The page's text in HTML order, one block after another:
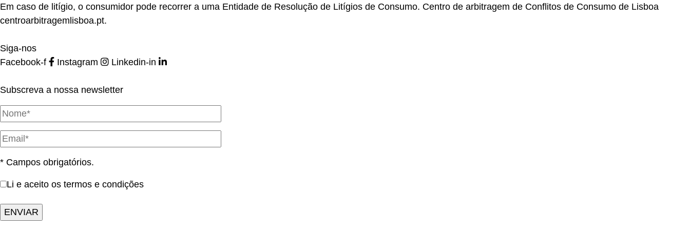
Em caso de litígio, o consumidor pode recorrer a uma Entidade de Resolução de Litígios de Consumo. Centro de arbitragem de Conflitos de Consumo de Lisboa
centroarbitragemlisboa.pt.
Siga-nos
Facebook-f
Instagram Linkedin-in
Subscreva a nossa newsletter
* Campos obrigatórios.
Li e aceito os termos e condições